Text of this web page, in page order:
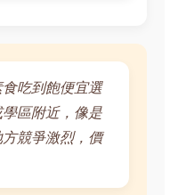
吃到飽便宜選
區附近，像是
競爭激烈，價